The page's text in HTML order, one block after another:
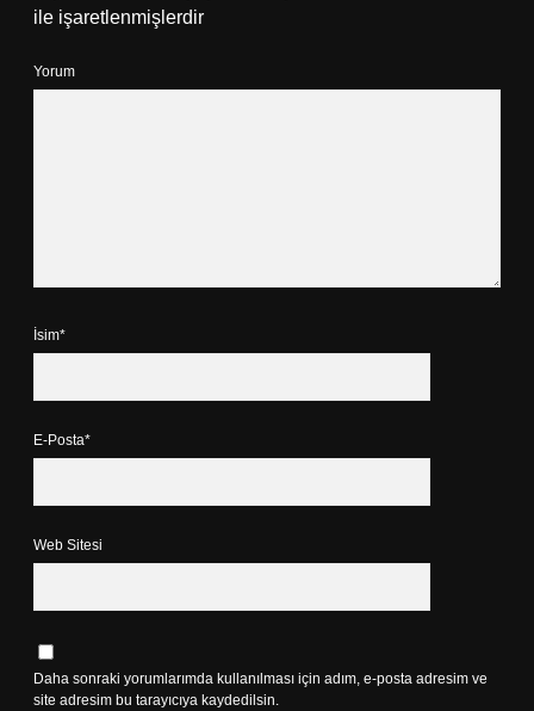
ile işaretlenmişlerdir
Yorum
İsim*
E-Posta*
Web Sitesi
Daha sonraki yorumlarımda kullanılması için adım, e-posta adresim ve
site adresim bu tarayıcıya kaydedilsin.